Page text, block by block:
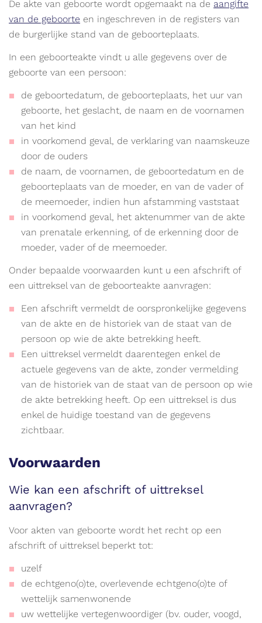
De akte van geboorte wordt opgemaakt na de aangifte
van de geboorte en ingeschreven in de registers van
de burgerlijke stand van de geboorteplaats.
In een geboorteakte vindt u alle gegevens over de
geboorte van een persoon:
de geboortedatum, de geboorteplaats, het uur van
geboorte, het geslacht, de naam en de voornamen
van het kind
in voorkomend geval, de verklaring van naamskeuze
door de ouders
de naam, de voornamen, de geboortedatum en de
geboorteplaats van de moeder, en van de vader of
de meemoeder, indien hun afstamming vaststaat
in voorkomend geval, het aktenummer van de akte
van prenatale erkenning, of de erkenning door de
moeder, vader of de meemoeder.
Onder bepaalde voorwaarden kunt u een afschrift of
een uittreksel van de geboorteakte aanvragen:
Een afschrift vermeldt de oorspronkelijke gegevens
van de akte en de historiek van de staat van de
persoon op wie de akte betrekking heeft.
Een uittreksel vermeldt daarentegen enkel de
actuele gegevens van de akte, zonder vermelding
van de historiek van de staat van de persoon op wie
de akte betrekking heeft. Op een uittreksel is dus
enkel de huidige toestand van de gegevens
zichtbaar.
Voorwaarden
Wie kan een afschrift of uittreksel
aanvragen?
Voor akten van geboorte wordt het recht op een
afschrift of uittreksel beperkt tot:
uzelf
de echtgeno(o)te, overlevende echtgeno(o)te of
wettelijk samenwonende
uw wettelijke vertegenwoordiger (bv. ouder, voogd,